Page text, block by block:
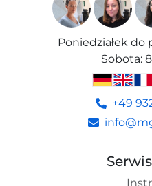
Poniedziałek do
Sobota:
+49